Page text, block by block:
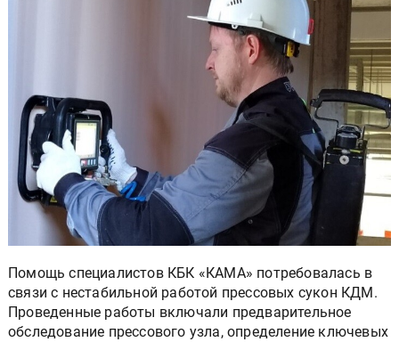
Помощь специалистов КБК «КАМА» потребовалась в
связи с нестабильной работой прессовых сукон КДМ.
Проведенные работы включали предварительное
обследование прессового узла, определение ключевых